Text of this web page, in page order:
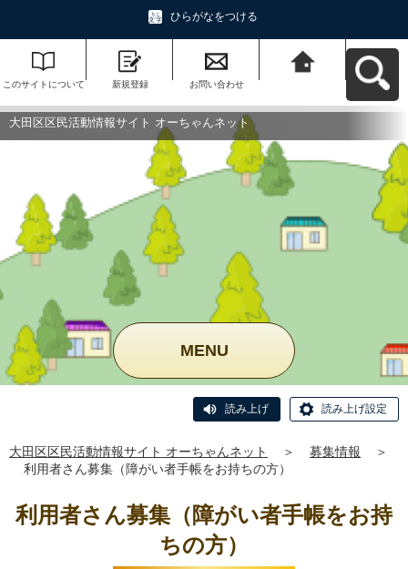
ひらがなをつける
このサイトについて 新規登録 お問い合わせ
ットへ戻る
大田区区民活動情報サイト オーちゃんネット
MENU
読み上げ 読み上げ設定
大田区区民活動情報サイト オーちゃんネット ＞ 募集情報
＞
利用者さん募集（障がい者手帳をお持ちの方）
利用者さん募集（障がい者手帳をお持
ちの方）